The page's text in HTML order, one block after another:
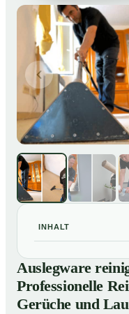
INHALT
01 Auslegware
Reinigung gegen
02 So wird
Auslegware
Professionelle
Gerüche und